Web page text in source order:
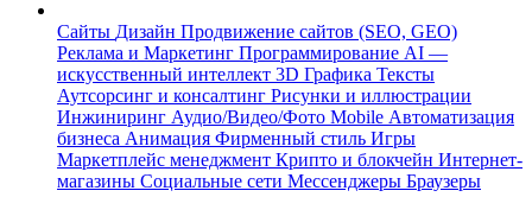
Сайты Дизайн Продвижение сайтов (SEO, GEO)
Реклама и Маркетинг Программирование AI —
искусственный интеллект 3D Графика Тексты
Аутсорсинг и консалтинг Рисунки и иллюстрации
Инжиниринг Аудио/Видео/Фото Mobile Автоматизация
бизнеса Анимация Фирменный стиль Игры
Маркетплейс менеджмент Крипто и блокчейн Интернет-
магазины Социальные сети Мессенджеры Браузеры